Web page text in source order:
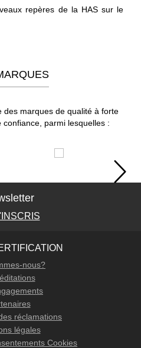
repères de la HAS sur le
des marques de qualité à forte
parmi lesquelles :
nous?
réclamations
légales
Cookies